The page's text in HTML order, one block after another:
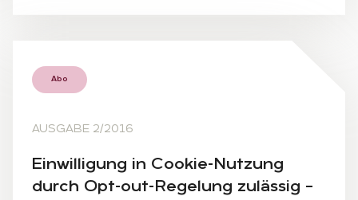
Abo
AUSGABE 2/2016
Ein­wil­li­gung in Coo­kie-Nut­zung
durch Opt-out-Re­ge­lung zu­läs­sig –